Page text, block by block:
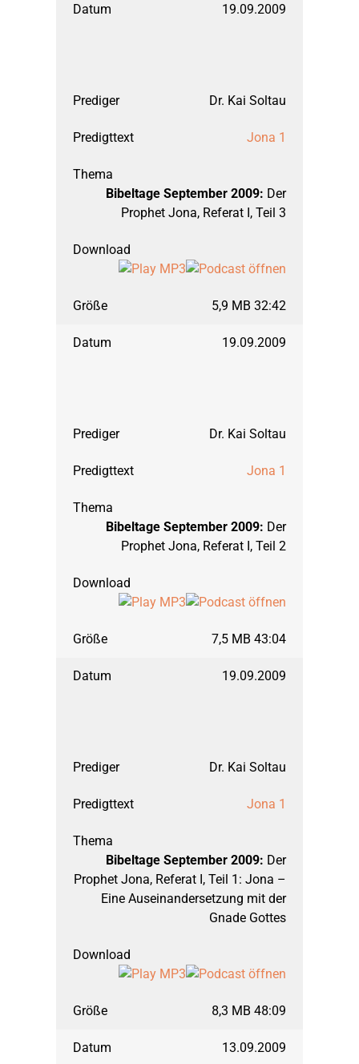
19.09.2009
Dr. Kai Soltau
Jona 1
Bibeltage September 2009: Der
Prophet Jona, Referat I, Teil 3
5,9 MB 32:42
19.09.2009
Dr. Kai Soltau
Jona 1
Bibeltage September 2009: Der
Prophet Jona, Referat I, Teil 2
7,5 MB 43:04
19.09.2009
Dr. Kai Soltau
Jona 1
Bibeltage September 2009: Der
Prophet Jona, Referat I, Teil 1: Jona –
Eine Auseinandersetzung mit der
Gnade Gottes
8,3 MB 48:09
13.09.2009